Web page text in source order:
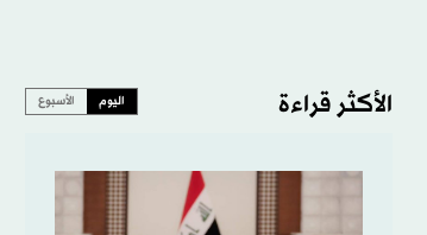
الأكثر قراءة اليوم الأسبوع